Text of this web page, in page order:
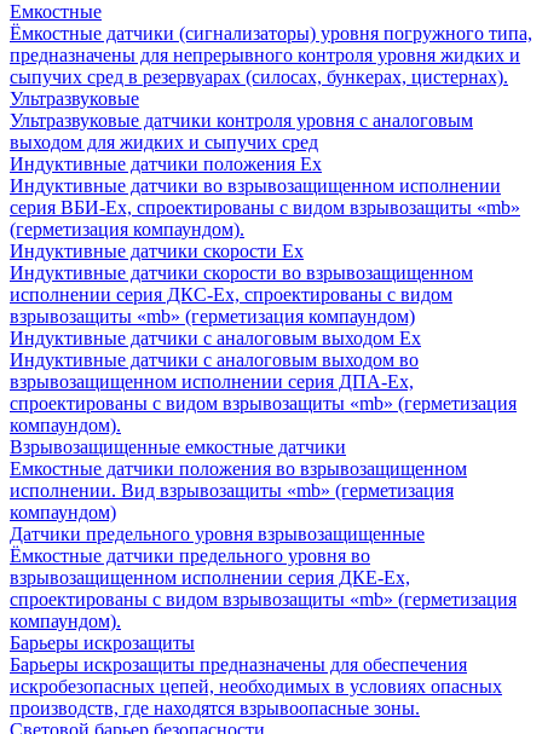
Емкостные
Ёмкостные датчики (сигнализаторы) уровня погружного типа,
предназначены для непрерывного контроля уровня жидких и
сыпучих сред в резервуарах (силосах, бункерах, цистернах).
Ультразвуковые
Ультразвуковые датчики контроля уровня с аналоговым
выходом для жидких и сыпучих сред
Индуктивные датчики положения Ех
Индуктивные датчики во взрывозащищенном исполнении
серия ВБИ-Ех, спроектированы с видом взрывозащиты «mb»
(герметизация компаундом).
Индуктивные датчики скорости Ех
Индуктивные датчики скорости во взрывозащищенном
исполнении серия ДКС-Ех, спроектированы с видом
взрывозащиты «mb» (герметизация компаундом)
Индуктивные датчики с аналоговым выходом Ех
Индуктивные датчики с аналоговым выходом во
взрывозащищенном исполнении серия ДПА-Ех,
спроектированы с видом взрывозащиты «mb» (герметизация
компаундом).
Взрывозащищенные емкостные датчики
Емкостные датчики положения во взрывозащищенном
исполнении. Вид взрывозащиты «mb» (герметизация
компаундом)
Датчики предельного уровня взрывозащищенные
Ёмкостные датчики предельного уровня во
взрывозащищенном исполнении серия ДКЕ-Ех,
спроектированы с видом взрывозащиты «mb» (герметизация
компаундом).
Барьеры искрозащиты
Барьеры искрозащиты предназначены для обеспечения
искробезопасных цепей, необходимых в условиях опасных
производств, где находятся взрывоопасные зоны.